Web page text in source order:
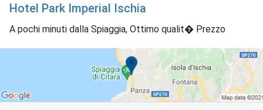
Hotel Park Imperial Ischia
A pochi minuti dalla Spiaggia, Ottimo qualit� Prezzo